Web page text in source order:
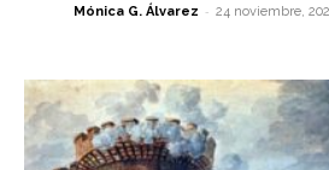
Mónica G. Álvarez - 24 noviembre,